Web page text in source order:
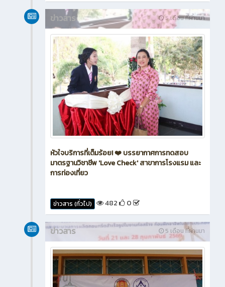
5 เดือน ที่ผ่านมา
ข่าวสาร
หัวใจบริการที่เต็มร้อย! ❤️ บรรยากาศการทดสอบ
มาตรฐานวิชาชีพ 'Love Check' สาขาการโรงแรม และ
การท่องเที่ยว
ข่าวสาร (ทั่วไป) 482 0
5 เดือน ที่ผ่านมา
ข่าวสาร